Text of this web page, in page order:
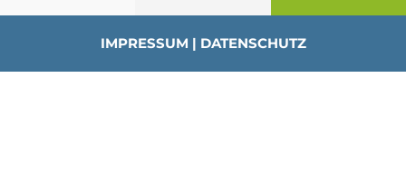
IMPRESSUM | DATENSCHUTZ